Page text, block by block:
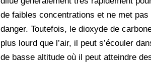
de faibles concentrations et ne met pas
danger. Toutefois, le dioxyde de
plus lourd que l’air, il peut s’écouler
de basse altitude où il peut atteindre